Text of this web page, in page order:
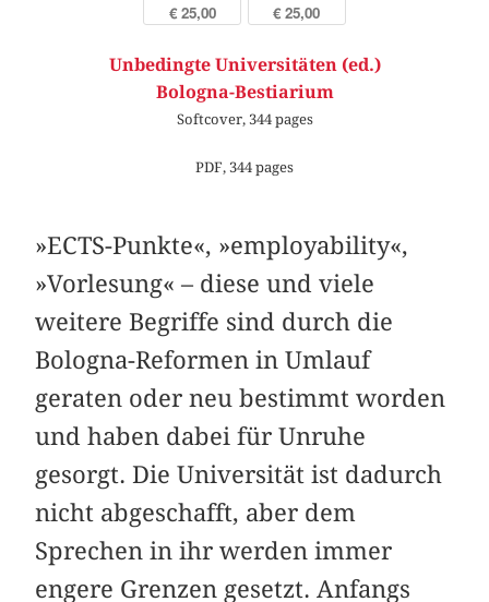
€ 25,00 € 25,00
Unbedingte Universitäten (ed.)
Bologna-Bestiarium
Softcover, 344 pages
PDF, 344 pages
»ECTS-Punkte«, »employability«,
»Vorlesung« – diese und viele
weitere Begriffe sind durch die
Bologna-Reformen in Umlauf
geraten oder neu bestimmt worden
und haben dabei für Unruhe
gesorgt. Die Universität ist dadurch
nicht abgeschafft, aber dem
Sprechen in ihr werden immer
engere Grenzen gesetzt. Anfangs